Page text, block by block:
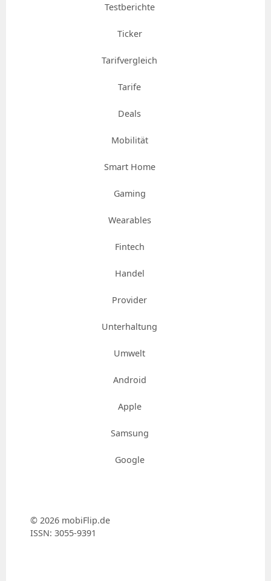
Testberichte
Ticker
Tarifvergleich
Tarife
Deals
Mobilität
Smart Home
Gaming
Wearables
Fintech
Handel
Provider
Unterhaltung
Umwelt
Android
Apple
Samsung
Google
© 2026 mobiFlip.de
ISSN: 3055-9391